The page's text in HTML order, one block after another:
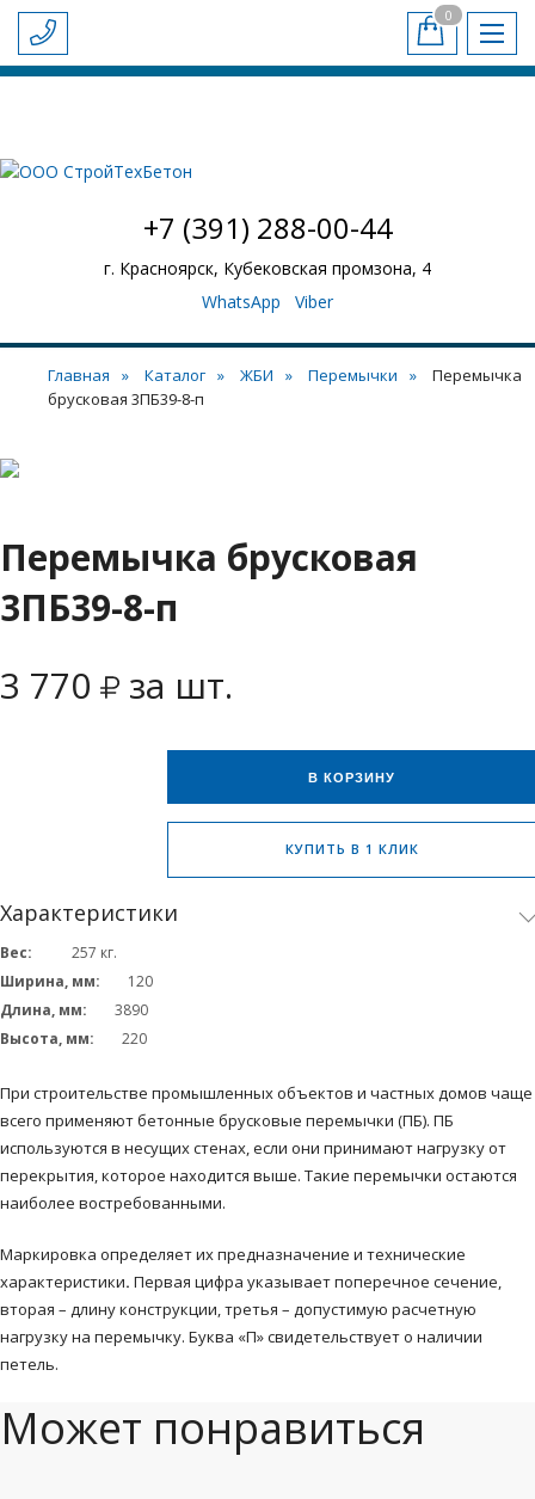
БЕТОН И РАСТВОР ПЛИТЫ ПЕРЕКРЫТИЯ
НАШ АВТОПАРК
+7 (391) 288-00-44
г. Красноярск, Кубековская промзона, 4
WhatsApp
Viber
0
Главная Каталог ЖБИ Перемычки
Перемычка
брусковая 3ПБ39-8-п
Перемычка брусковая
3ПБ39-8-п
3 770
за шт.
В КОРЗИНУ
КУПИТЬ В 1 КЛИК
Характеристики
Вес: 257 кг.
Ширина, мм:
120
Длина, мм:
3890
Высота, мм:
220
При строительстве промышленных объектов и частных домов чаще
всего применяют бетонные брусковые перемычки (ПБ). ПБ
используются в несущих стенах, если они принимают нагрузку от
перекрытия, которое находится выше. Такие перемычки остаются
наиболее востребованными.
Маркировка определяет их предназначение и технические
характеристики. Первая цифра указывает поперечное сечение,
вторая – длину конструкции, третья – допустимую расчетную
нагрузку на перемычку. Буква «П» свидетельствует о наличии
петель.
Может понравиться